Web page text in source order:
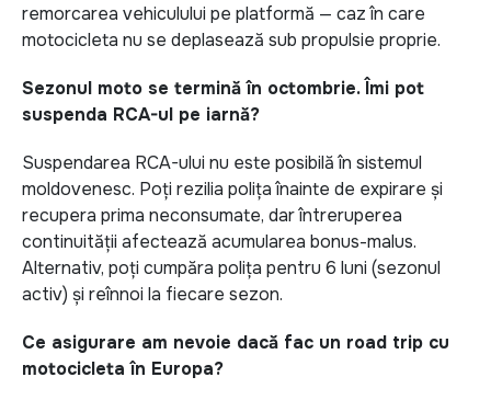
remorcarea vehiculului pe platformă — caz în care
motocicleta nu se deplasează sub propulsie proprie.
Sezonul moto se termină în octombrie. Îmi pot
suspenda RCA-ul pe iarnă?
Suspendarea RCA-ului nu este posibilă în sistemul
moldovenesc. Poți rezilia polița înainte de expirare și
recupera prima neconsumate, dar întreruperea
continuității afectează acumularea bonus-malus.
Alternativ, poți cumpăra polița pentru 6 luni (sezonul
activ) și reînnoi la fiecare sezon.
Ce asigurare am nevoie dacă fac un road trip cu
motocicleta în Europa?